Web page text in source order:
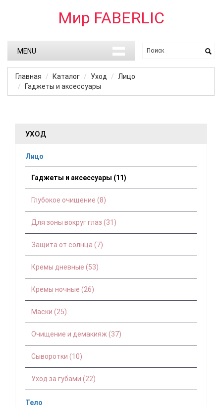
Мир FABERLIC
MENU
Главная Каталог Уход
Лицо
Гаджеты и аксессуары
УХОД
Лицо
Гаджеты и аксессуары (11)
Глубокое очищение (8)
Для зоны вокруг глаз (31)
Защита от солнца (7)
Кремы дневные (53)
Кремы ночные (26)
Маски (25)
Очищение и демакияж (37)
Сыворотки (10)
Уход за губами (22)
Тело